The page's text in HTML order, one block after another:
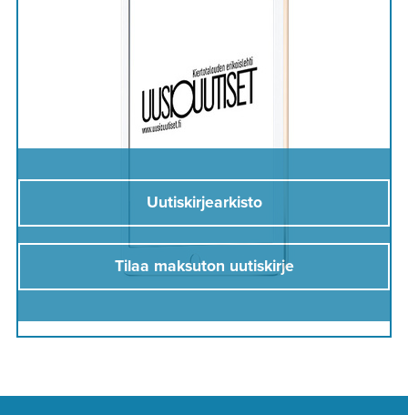
Uutiskirjearkisto
Tilaa maksuton uutiskirje